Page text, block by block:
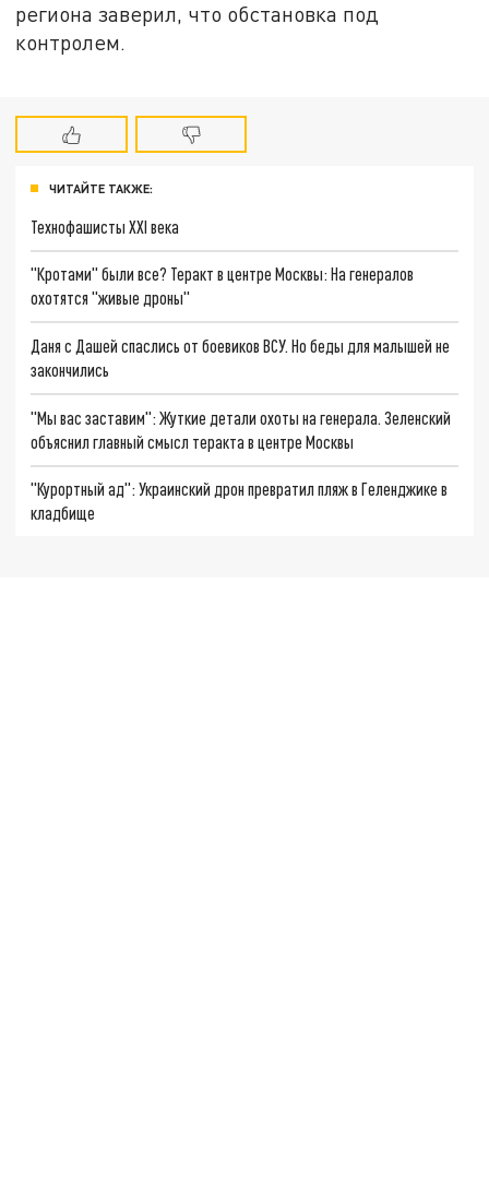
региона заверил, что обстановка под
контролем.
ЧИТАЙТЕ ТАКЖЕ:
Технофашисты XXI века
"Кротами" были все? Теракт в центре Москвы: На генералов
охотятся "живые дроны"
Даня с Дашей спаслись от боевиков ВСУ. Но беды для малышей не
закончились
"Мы вас заставим": Жуткие детали охоты на генерала. Зеленский
объяснил главный смысл теракта в центре Москвы
"Курортный ад": Украинский дрон превратил пляж в Геленджике в
кладбище